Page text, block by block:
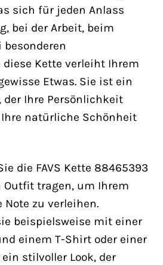
sich für jeden Anlass
bei der Arbeit, beim
besonderen
Kette verleiht Ihrem
Etwas. Sie ist ein
Ihre Persönlichkeit
natürliche Schönheit
die FAVS Kette 88465393
Outfit tragen, um Ihrem
Note zu verleihen.
beispielsweise mit einer
einem T-Shirt oder einer
stilvoller Look, der